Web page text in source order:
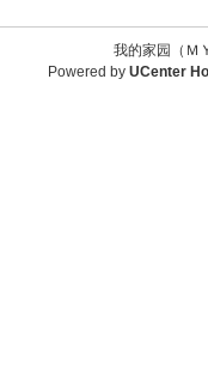
我的家园（
Powered by UCenter